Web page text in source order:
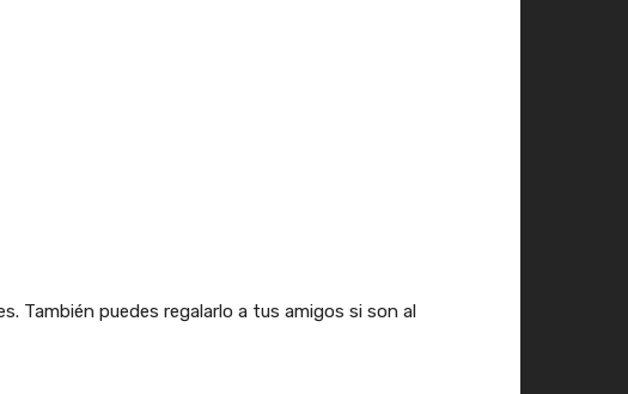
También puedes regalarlo a tus amigos si son al